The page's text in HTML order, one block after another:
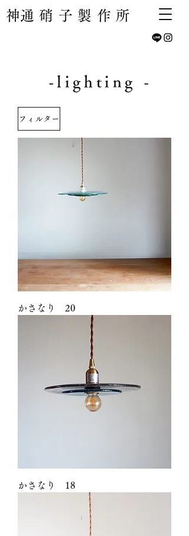
​神通硝子製作所
-lighting -
フィルター
かさなり 20
かさなり 18